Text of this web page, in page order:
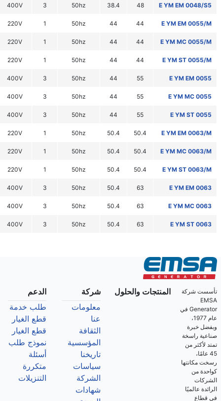
E YM EM 0048/S5
48
38.4
50hz
3
400V
E YM EM 0055/M
44
44
50hz
1
220V
E YM MC 0055/M
44
44
50hz
1
220V
E YM ST 0055/M
44
44
50hz
1
220V
E YM EM 0055
55
44
50hz
3
400V
E YM MC 0055
55
44
50hz
3
400V
E YM ST 0055
55
44
50hz
3
400V
E YM EM 0063/M
50.4
50.4
50hz
1
220V
E YM MC 0063/M
50.4
50.4
50hz
1
220V
E YM ST 0063/M
50.4
50.4
50hz
1
220V
E YM EM 0063
63
50.4
50hz
3
400V
E YM MC 0063
63
50.4
50hz
3
400V
E YM ST 0063
63
50.4
50hz
3
400V
تأسست شركة
EMSA
Generator في
عام 1977،
وبفضل خبرة
صناعية راسخة
تمتد لأكثر من
45 عامًا،
رسخت مكانتها
كواحدة من
الشركات
الرائدة عالميًا
في قطاع
المنتجات والحلول
شركة
معلومات
عنا
الثقافة
المؤسسية
تاريخنا
سياسات
الشركة
شهادات
الدعم
طلب خدمة
قطع الغيار
قطع الغيار
نموذج طلب
أسئلة
متكررة
التنزيلات